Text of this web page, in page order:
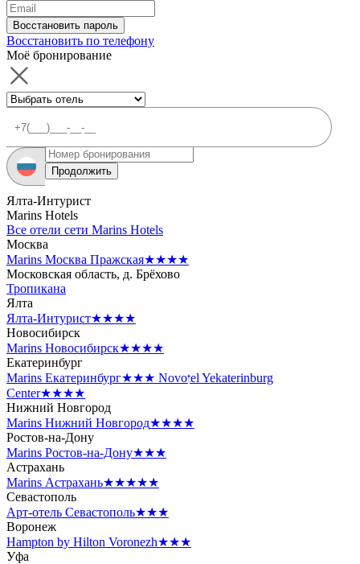
Восстановить пароль
Восстановить по телефону
Моё бронирование
Продолжить
Ялта-Интурист
Marins Hotels
Все отели сети Marins Hotels
Москва
Marins Москва Пражская★★★★
Московская область, д. Брёхово
Тропикана
Ялта
Ялта-Интурист★★★★
Новосибирск
Marins Новосибирск★★★★
Екатеринбург
Marins Екатеринбург★★★ Novotel Yekaterinburg
Center★★★★
Нижний Новгород
Marins Нижний Новгород★★★★
Ростов-на-Дону
Marins Ростов-на-Дону★★★
Астрахань
Marins Астрахань★★★★★
Севастополь
Арт-отель Севастополь★★★
Воронеж
Hampton by Hilton Voronezh★★★
Уфа